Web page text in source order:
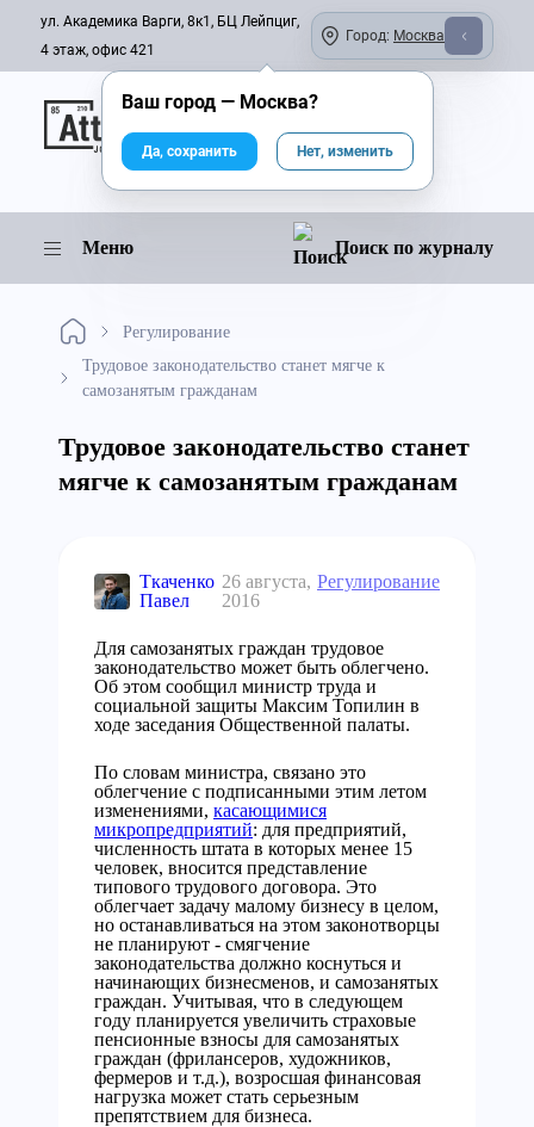
ул. Академика Варги, 8к1, БЦ Лейпциг,
4 этаж, офис 421
Город: Москва
Онлайн-журнал
Меню Поиск по журналу
Регулирование
Трудовое законодательство станет мягче к
самозанятым гражданам
Трудовое законодательство станет
мягче к самозанятым гражданам
Ткаченко
Павел
26 августа,
2016
Регулирование
Для самозанятых граждан трудовое
законодательство может быть облегчено.
Об этом сообщил министр труда и
социальной защиты Максим Топилин в
ходе заседания Общественной палаты.
По словам министра, связано это
облегчение с подписанными этим летом
изменениями, касающимися
микропредприятий: для предприятий,
численность штата в которых менее 15
человек, вносится представление
типового трудового договора. Это
облегчает задачу малому бизнесу в целом,
но останавливаться на этом законотворцы
не планируют - смягчение
законодательства должно коснуться и
начинающих бизнесменов, и самозанятых
граждан. Учитывая, что в следующем
году планируется увеличить страховые
пенсионные взносы для самозанятых
граждан (фрилансеров, художников,
фермеров и т.д.), возросшая финансовая
нагрузка может стать серьезным
препятствием для бизнеса.
Ваш город — Москва?
Да, сохранить Нет, изменить